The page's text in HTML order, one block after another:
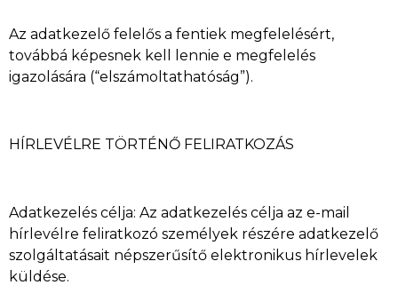
Az adatkezelő felelős a fentiek megfelelésért,
továbbá képesnek kell lennie e megfelelés
igazolására (“elszámoltathatóság”).
HÍRLEVÉLRE TÖRTÉNŐ FELIRATKOZÁS
Adatkezelés célja: Az adatkezelés célja az e-mail
hírlevélre feliratkozó személyek részére adatkezelő
szolgáltatásait népszerűsítő elektronikus hírlevelek
küldése.